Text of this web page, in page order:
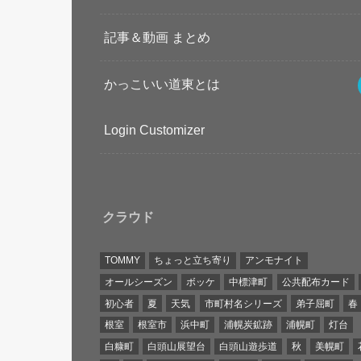
記事＆動画 まとめ
かっこいい道東とは
Login Customizer
クラウド
TOMMY ちょっと立ち寄り
アンモナイト
オールシーズン
ボッケ 中標津町
公共配布カード
初心者
夏 天気 市町村名シリーズ 弟子屈町
春
根室
根室市 浜中町 浦幌炭鉱跡 浦幌町
灯台
白糠町
白頭山展望台 白頭山遊歩道 秋 美幌町